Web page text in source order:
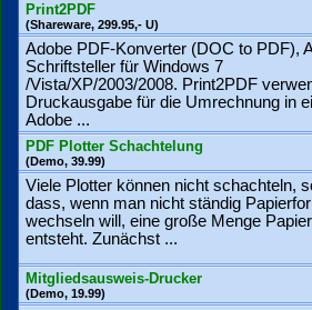
Print2PDF
(Shareware, 299.95,- U)
Adobe PDF-Konverter (DOC to PDF),
Schriftsteller für Windows 7
/Vista/XP/2003/2008. Print2PDF
Druckausgabe für die Umrechnung in
Adobe ...
PDF Plotter Schachtelung
(Demo, 39.99)
Viele Plotter können nicht schachteln,
dass, wenn man nicht ständig
wechseln will, eine große Menge
entsteht. Zunächst ...
Mitgliedsausweis-Drucker
(Demo, 19.99)